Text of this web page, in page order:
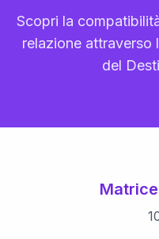
Scopri la
relazione attraverso
del